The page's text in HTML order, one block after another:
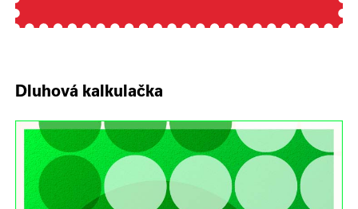
Dluhová kalkulačka